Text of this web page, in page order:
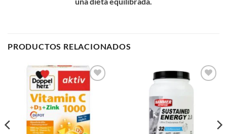
PRODUCTOS RELACIONADOS
wishlist